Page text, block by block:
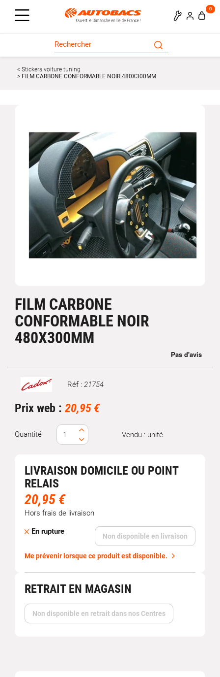
0
Stickers voiture tuning
FILM CARBONE CONFORMABLE NOIR 480X300MM
FILM CARBONE
CONFORMABLE NOIR
480X300MM
Marque Réf : 21754
Prix web : 20,95 €
Quantité Vendu : unité
LIVRAISON DOMICILE OU POINT
RELAIS
20,95 €
Hors frais de livraison
En rupture
Non disponible en livraison
Me prévenir lorsque ce produit est disponible.
RETRAIT EN MAGASIN
Non disponible en retrait dans nos Centres